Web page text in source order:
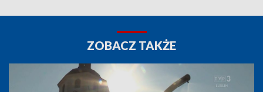
ZOBACZ TAKŻE